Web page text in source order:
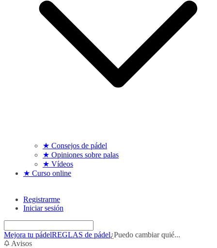
★ Consejos de pádel
★ Opiniones sobre palas
★ Vídeos
★ Curso online
Registrarme
Iniciar sesión
Mejora tu pádelREGLAS de pádel¿Puedo cambiar quié...
Avisos